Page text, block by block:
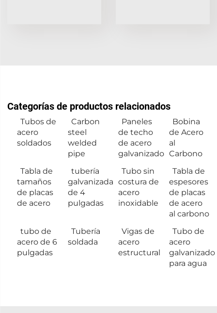
Categorías de productos relacionados
Tubos de
acero
soldados
Carbon
steel
welded
pipe
Paneles
de techo
de acero
galvanizado
Bobina
de Acero
al
Carbono
Tabla de
tamaños
de placas
de acero
tubería
galvanizada
de 4
pulgadas
Tubo sin
costura de
acero
inoxidable
Tabla de
espesores
de placas
de acero
al carbono
tubo de
acero de 6
pulgadas
Tubería
soldada
Vigas de
acero
estructural
Tubo de
acero
galvanizado
para agua